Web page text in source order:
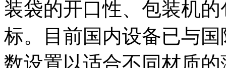
装袋的开口性、包装机
标。目前国内设备已与
数设置以适合不同材质